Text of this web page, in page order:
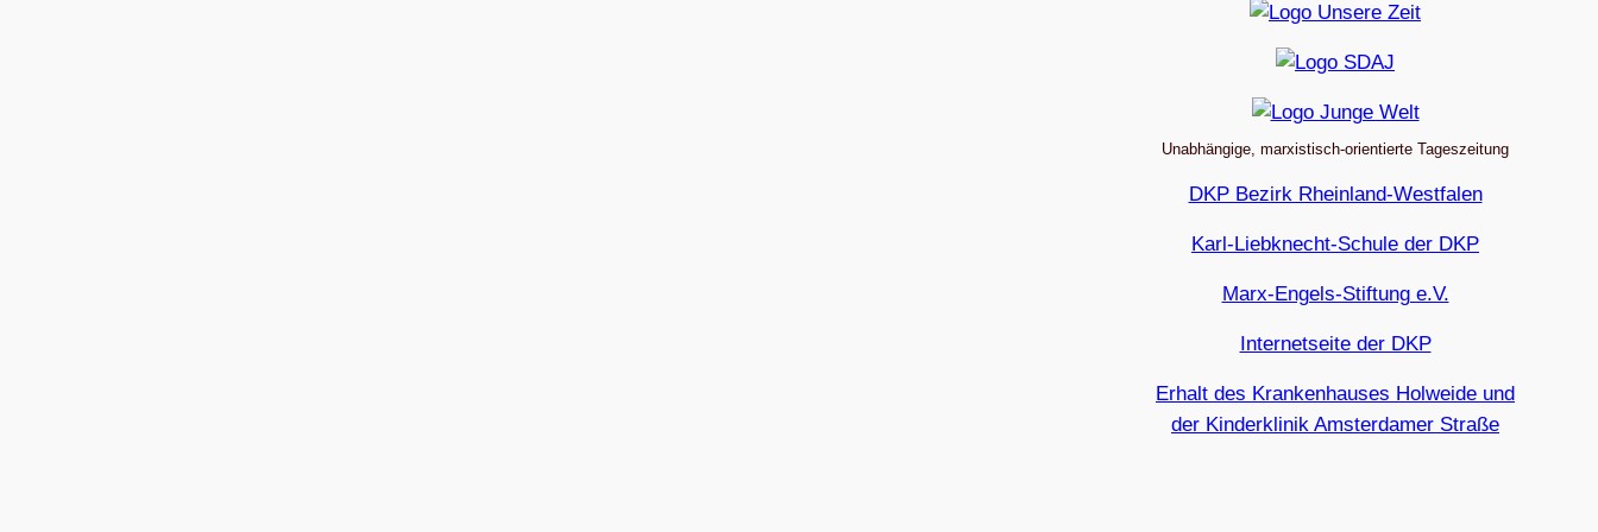
Unabhängige, marxistisch-orientierte Tageszeitung
DKP Bezirk Rheinland-Westfalen
Karl-Liebknecht-Schule der DKP
Marx-Engels-Stiftung e.V.
Internetseite der DKP
Erhalt des Krankenhauses Holweide und
der Kinderklinik Amsterdamer Straße